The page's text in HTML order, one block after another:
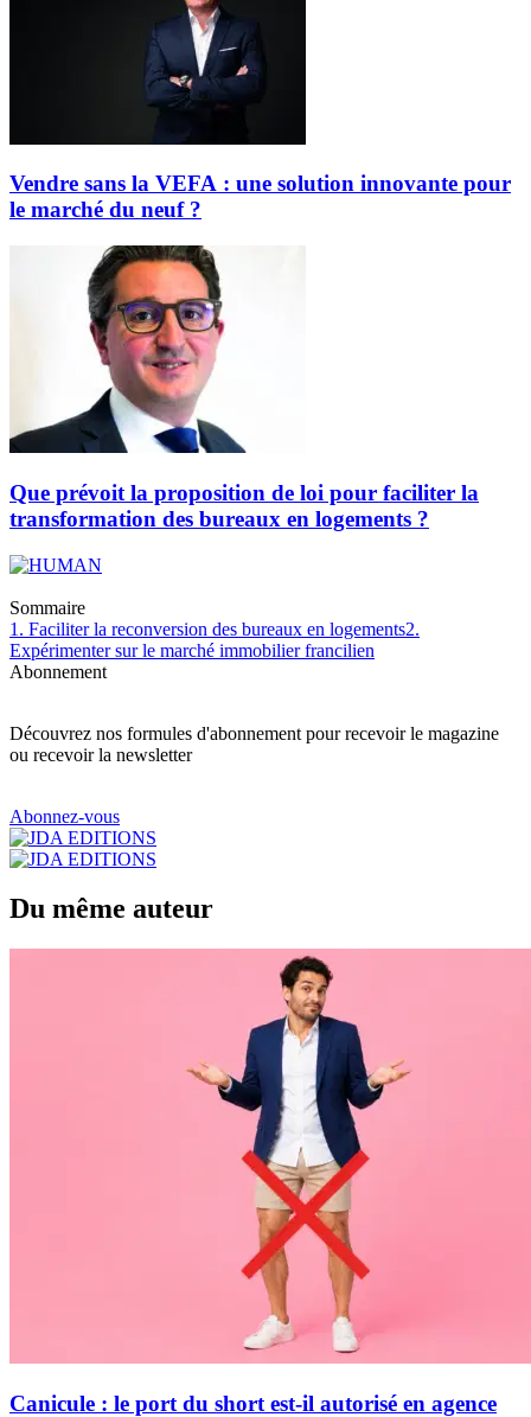
Vendre sans la VEFA : une solution innovante pour
le marché du neuf ?
Que prévoit la proposition de loi pour faciliter la
transformation des bureaux en logements ?
Sommaire
1. Faciliter la reconversion des bureaux en logements2.
Expérimenter sur le marché immobilier francilien
Abonnement
Découvrez nos formules d'abonnement pour recevoir le magazine
ou recevoir la newsletter
Abonnez-vous
Du même auteur
Canicule : le port du short est-il autorisé en agence